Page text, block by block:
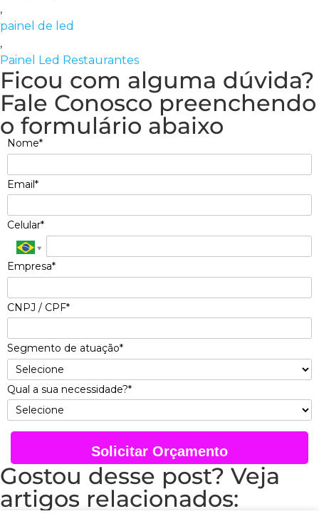
,
painel de led
,
Painel Led Restaurantes
Ficou com alguma dúvida?
Fale Conosco preenchendo
o formulário abaixo
Nome*
Email*
Celular*
Empresa*
CNPJ / CPF*
Segmento de atuação*
Qual a sua necessidade?*
Solicitar Orçamento
Gostou desse post? Veja
artigos relacionados: